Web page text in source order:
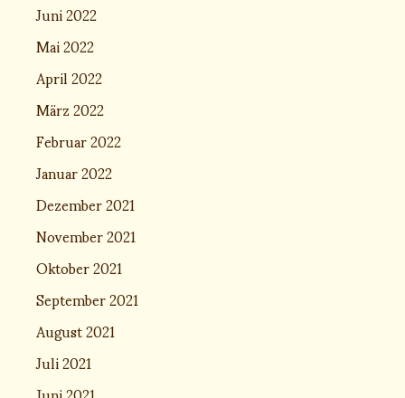
Juni 2022
Mai 2022
April 2022
März 2022
Februar 2022
Januar 2022
Dezember 2021
November 2021
Oktober 2021
September 2021
August 2021
Juli 2021